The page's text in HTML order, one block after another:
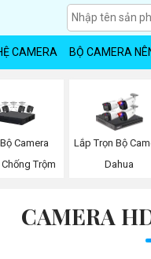
CAMERA BỘ CAMERA
Camera
Trộm
Lắp Trọn Bộ
Dahua
CAMERA